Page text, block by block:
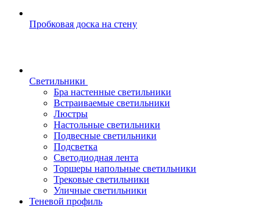
Пробковая доска на стену
Светильники
Бра настенные светильники
Встраиваемые светильники
Люстры
Настольные светильники
Подвесные светильники
Подсветка
Светодиодная лента
Торшеры напольные светильники
Трековые светильники
Уличные светильники
Теневой профиль